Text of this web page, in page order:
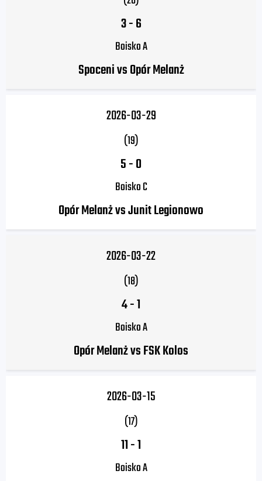
3-6
Boisko A
Spoceni vs Opór Melanż
2026-03-29
(19)
5-0
Boisko C
Opór Melanż vs Junit Legionowo
2026-03-22
(18)
4-1
Boisko A
Opór Melanż vs FSK Kolos
2026-03-15
(17)
11-1
Boisko A